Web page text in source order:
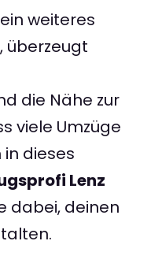
weiteres
überzeugt
die Nähe zur
viele Umzüge
dieses
Lenz
dabei, deinen